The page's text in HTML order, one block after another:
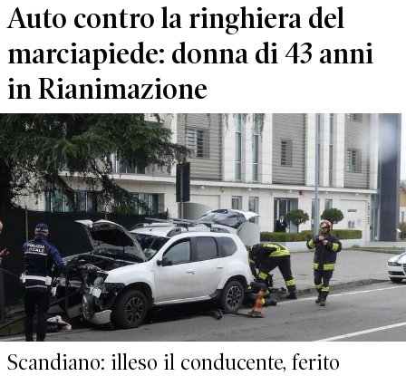
Auto contro la ringhiera del
marciapiede: donna di 43 anni
in Rianimazione
Scandiano: illeso il conducente, ferito